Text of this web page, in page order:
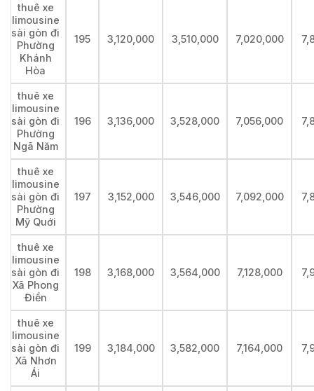
thuê xe
limousine
sài gòn đi
Phường
Khánh
Hòa
195 3,120,000 3,510,000 7,020,000
thuê xe
limousine
sài gòn đi
Phường
Ngã Năm
196 3,136,000 3,528,000 7,056,000
thuê xe
limousine
sài gòn đi
Phường
Mỹ Quới
197 3,152,000 3,546,000 7,092,000
thuê xe
limousine
sài gòn đi
Xã Phong
Điền
198 3,168,000 3,564,000 7,128,000
thuê xe
limousine
sài gòn đi
Xã Nhơn
Ái
199 3,184,000 3,582,000 7,164,000